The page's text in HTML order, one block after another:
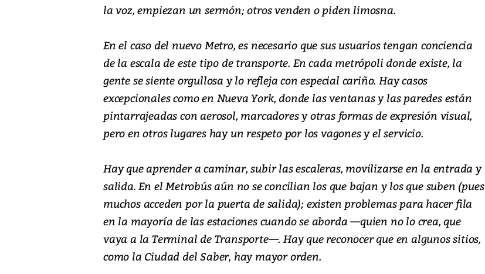
la voz, empiezan un sermón; otros venden o piden limosna.
En el caso del nuevo Metro, es necesario que sus usuarios tengan conciencia
de la escala de este tipo de transporte. En cada metrópoli donde existe, la
gente se siente orgullosa y lo refleja con especial cariño. Hay casos
excepcionales como en Nueva York, donde las ventanas y las paredes están
pintarrajeadas con aerosol, marcadores y otras formas de expresión visual,
pero en otros lugares hay un respeto por los vagones y el servicio.
Hay que aprender a caminar, subir las escaleras, movilizarse en la entrada y
salida. En el Metrobús aún no se concilian los que bajan y los que suben (pues
muchos acceden por la puerta de salida); existen problemas para hacer fila
en la mayoría de las estaciones cuando se aborda —quien no lo crea, que
vaya a la Terminal de Transporte—. Hay que reconocer que en algunos sitios,
como la Ciudad del Saber, hay mayor orden.